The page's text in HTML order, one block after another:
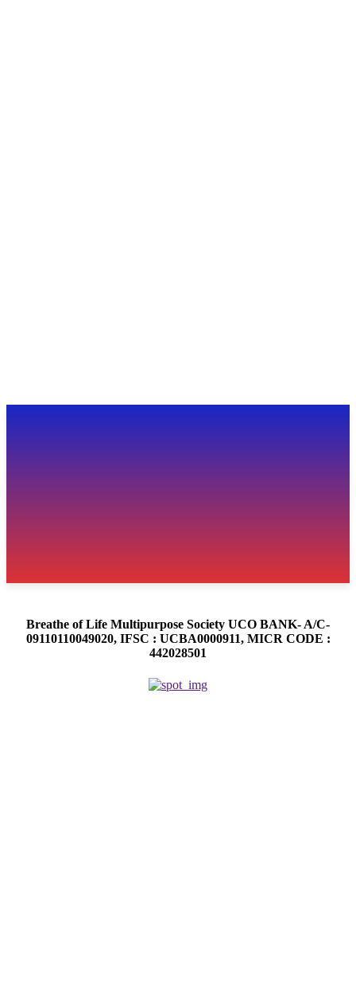
Breathe of Life Multipurpose Society UCO BANK- A/C-
09110110049020, IFSC : UCBA0000911, MICR CODE :
442028501